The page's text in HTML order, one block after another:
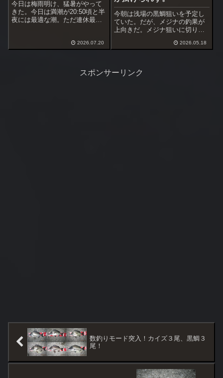
今日は梅雨明け、猛暑がやって
きた。今日は満潮が20:50頃と半
夜には最適な潮。ただ連休最終
ているだろう、半夜で釣行する
事にした。
2026.07.20
今朝は浅場の黒鯛狙いを予定し
ていた。だが、メジナの釣果が
上向きだ。メジナ狙いに切り替
か＆体力が持つのかと不安があ
2026.05.18
スポンサーリンク
数釣りモード突入！カイズ３尾、黒鯛３
尾！